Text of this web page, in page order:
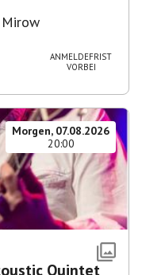
Mirow
ANMELDEFRIST
VORBEI
Morgen, 07.08.2026
20:00
Quintet